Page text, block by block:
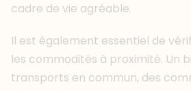
cadre de vie agréable.
Il est également essentiel de
les commodités à proximité. Un
transports en commun, des